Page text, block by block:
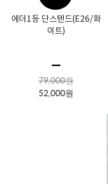
에더1등 단스탠드(E26/화
이트)
79,000원
52,000원